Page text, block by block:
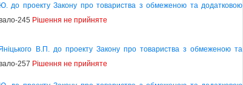
до проекту Закону про товариства з обмеженою та додатковою
245 Рішення не прийняте
В.П. до проекту Закону про товариства з обмеженою та
257 Рішення не прийняте